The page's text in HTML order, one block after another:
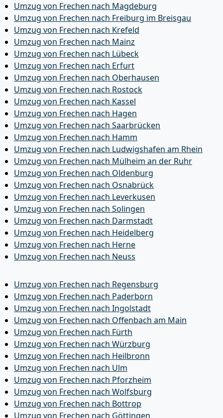
Umzug von Frechen nach Magdeburg
Umzug von Frechen nach Freiburg im Breisgau
Umzug von Frechen nach Krefeld
Umzug von Frechen nach Mainz
Umzug von Frechen nach Lübeck
Umzug von Frechen nach Erfurt
Umzug von Frechen nach Oberhausen
Umzug von Frechen nach Rostock
Umzug von Frechen nach Kassel
Umzug von Frechen nach Hagen
Umzug von Frechen nach Saarbrücken
Umzug von Frechen nach Hamm
Umzug von Frechen nach Ludwigshafen am Rhein
Umzug von Frechen nach Mülheim an der Ruhr
Umzug von Frechen nach Oldenburg
Umzug von Frechen nach Osnabrück
Umzug von Frechen nach Leverkusen
Umzug von Frechen nach Solingen
Umzug von Frechen nach Darmstadt
Umzug von Frechen nach Heidelberg
Umzug von Frechen nach Herne
Umzug von Frechen nach Neuss
Umzug von Frechen nach Regensburg
Umzug von Frechen nach Paderborn
Umzug von Frechen nach Ingolstadt
Umzug von Frechen nach Offenbach am Main
Umzug von Frechen nach Fürth
Umzug von Frechen nach Würzburg
Umzug von Frechen nach Heilbronn
Umzug von Frechen nach Ulm
Umzug von Frechen nach Pforzheim
Umzug von Frechen nach Wolfsburg
Umzug von Frechen nach Bottrop
Umzug von Frechen nach Göttingen